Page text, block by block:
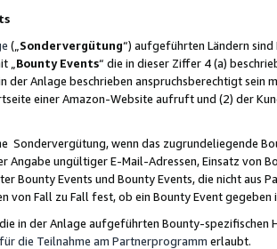
(„ Sondervergütung“) aufgeführten Ländern
„ Bounty Events“ die in dieser Ziffer 4 (a)
der Anlage beschrieben anspruchsberechtigt sein
einer Amazon-Website aufruft und (2) der
Sondervergütung, wenn das zugrundeliegende
Angabe ungültiger E-Mail-Adressen, Einsatz von
Bounty Events und Bounty Events, die nicht
von Fall zu Fall fest, ob ein Bounty Event
in der Anlage aufgeführten Bounty-spezifischen
die Teilnahme am Partnerprogramm erlaubt.